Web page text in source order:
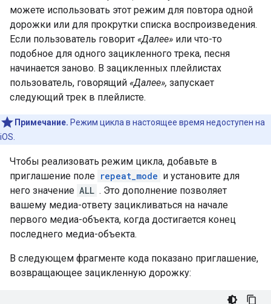
можете использовать этот режим для повтора одной
дорожки или для прокрутки списка воспроизведения.
Если пользователь говорит «Далее» или что-то
подобное для одного зацикленного трека, песня
начинается заново. В зацикленных плейлистах
пользователь, говорящий «Далее», запускает
следующий трек в плейлисте.
Примечание. Режим цикла в настоящее время недоступен на
iOS.
Чтобы реализовать режим цикла, добавьте в
приглашение поле repeat_mode и установите для
него значение ALL . Это дополнение позволяет
вашему медиа-ответу зацикливаться на начале
первого медиа-объекта, когда достигается конец
последнего медиа-объекта.
В следующем фрагменте кода показано приглашение,
возвращающее зацикленную дорожку: